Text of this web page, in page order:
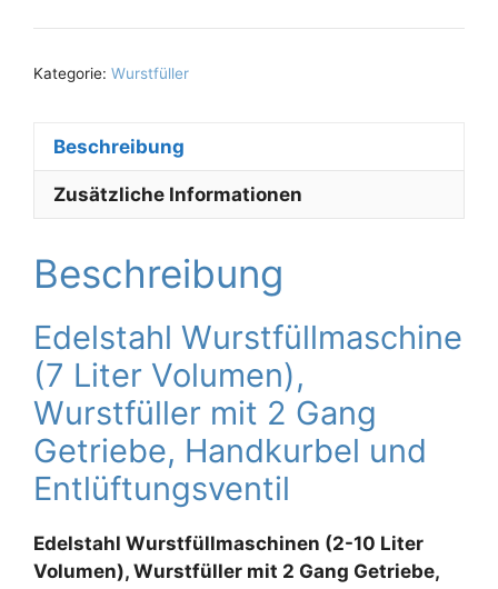
Kategorie: Wurstfüller
Beschreibung
Zusätzliche Informationen
Beschreibung
Edelstahl Wurstfüllmaschine
(7 Liter Volumen),
Wurstfüller mit 2 Gang
Getriebe, Handkurbel und
Entlüftungsventil
Edelstahl Wurstfüllmaschinen (2-10 Liter
Volumen), Wurstfüller mit 2 Gang Getriebe,